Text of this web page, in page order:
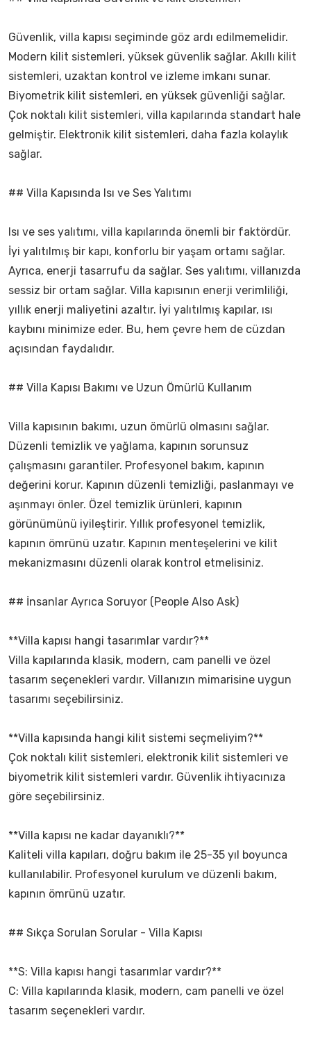
Güvenlik, villa kapısı seçiminde göz ardı edilmemelidir.
Modern kilit sistemleri, yüksek güvenlik sağlar. Akıllı kilit
sistemleri, uzaktan kontrol ve izleme imkanı sunar.
Biyometrik kilit sistemleri, en yüksek güvenliği sağlar.
Çok noktalı kilit sistemleri, villa kapılarında standart hale
gelmiştir. Elektronik kilit sistemleri, daha fazla kolaylık
sağlar.
## Villa Kapısında Isı ve Ses Yalıtımı
Isı ve ses yalıtımı, villa kapılarında önemli bir faktördür.
İyi yalıtılmış bir kapı, konforlu bir yaşam ortamı sağlar.
Ayrıca, enerji tasarrufu da sağlar. Ses yalıtımı, villanızda
sessiz bir ortam sağlar. Villa kapısının enerji verimliliği,
yıllık enerji maliyetini azaltır. İyi yalıtılmış kapılar, ısı
kaybını minimize eder. Bu, hem çevre hem de cüzdan
açısından faydalıdır.
## Villa Kapısı Bakımı ve Uzun Ömürlü Kullanım
Villa kapısının bakımı, uzun ömürlü olmasını sağlar.
Düzenli temizlik ve yağlama, kapının sorunsuz
çalışmasını garantiler. Profesyonel bakım, kapının
değerini korur. Kapının düzenli temizliği, paslanmayı ve
aşınmayı önler. Özel temizlik ürünleri, kapının
görünümünü iyileştirir. Yıllık profesyonel temizlik,
kapının ömrünü uzatır. Kapının menteşelerini ve kilit
mekanizmasını düzenli olarak kontrol etmelisiniz.
## İnsanlar Ayrıca Soruyor (People Also Ask)
**Villa kapısı hangi tasarımlar vardır?**
Villa kapılarında klasik, modern, cam panelli ve özel
tasarım seçenekleri vardır. Villanızın mimarisine uygun
tasarımı seçebilirsiniz.
**Villa kapısında hangi kilit sistemi seçmeliyim?**
Çok noktalı kilit sistemleri, elektronik kilit sistemleri ve
biyometrik kilit sistemleri vardır. Güvenlik ihtiyacınıza
göre seçebilirsiniz.
**Villa kapısı ne kadar dayanıklı?**
Kaliteli villa kapıları, doğru bakım ile 25-35 yıl boyunca
kullanılabilir. Profesyonel kurulum ve düzenli bakım,
kapının ömrünü uzatır.
## Sıkça Sorulan Sorular - Villa Kapısı
**S: Villa kapısı hangi tasarımlar vardır?**
C: Villa kapılarında klasik, modern, cam panelli ve özel
tasarım seçenekleri vardır.